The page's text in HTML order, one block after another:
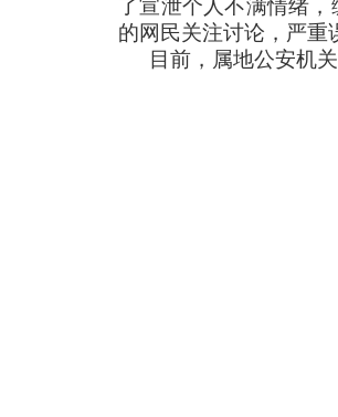
了宣泄个人不满情绪
的网民关注讨论，严重
目前，属地公安机